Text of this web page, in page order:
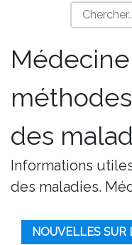
des
Informations
des maladies.
NOUVELLES SUR